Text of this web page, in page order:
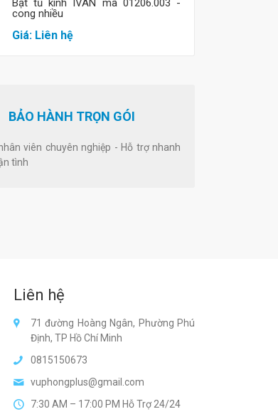
Bật tủ kính IVAN mã 01206.003 -
cong nhiều
Giá: Liên hệ
BẢO HÀNH TRỌN GÓI
viên chuyên nghiệp - Hỗ trợ nhanh
tình
Liên hệ
71 đường Hoàng Ngân, Phường Phú
Định, TP Hồ Chí Minh
0815150673
vuphongplus@gmail.com
7:30 AM – 17:00 PM Hỗ Trợ 24/24